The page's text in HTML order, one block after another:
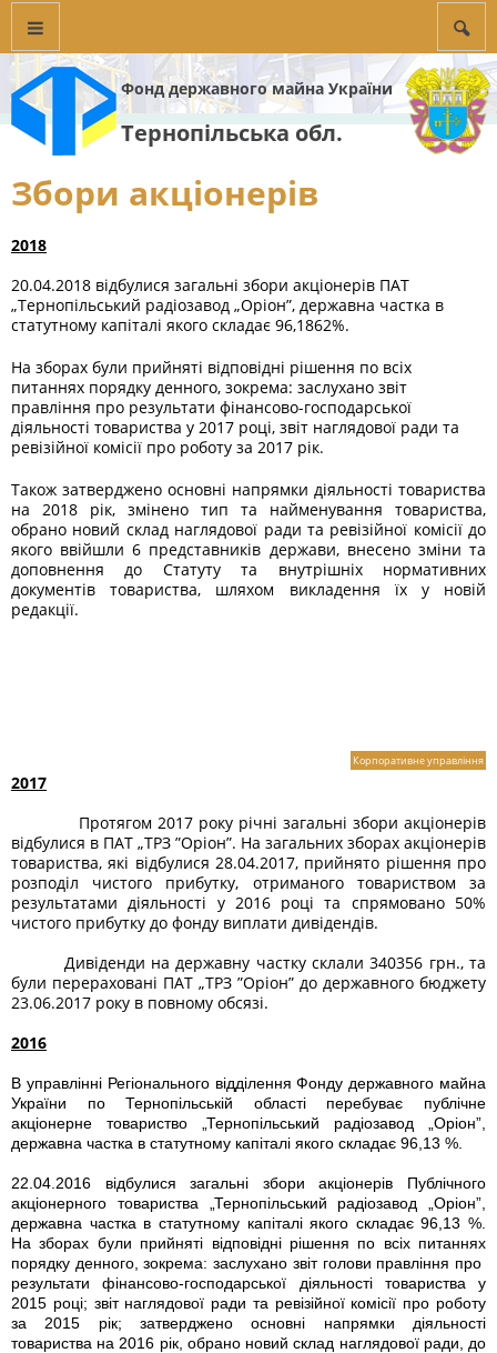
Фонд державного майна України
Тернопільська обл.
Збори акціонерів
2018
20.04.2018 відбулися загальні збори акціонерів ПАТ
„Тернопільський радіозавод „Оріон”, державна частка в
статутному капіталі якого складає 96,1862%.
На зборах були прийняті відповідні рішення по всіх
питаннях порядку денного, зокрема: заслухано звіт
правління про результати фінансово-господарської
діяльності товариства у 2017 році, звіт наглядової ради та
ревізійної комісії про роботу за 2017 рік.
Також затверджено основні напрямки діяльності товариства
на 2018 рік, змінено тип та найменування товариства,
обрано новий склад наглядової ради та ревізійної комісії до
якого ввійшли 6 представників держави, внесено зміни та
доповнення до Статуту та внутрішніх нормативних
документів товариства, шляхом викладення їх у новій
редакції.
Корпоративне управління
2017
Протягом 2017 року річні загальні збори акціонерів
відбулися в ПАТ „ТРЗ ”Оріон”. На загальних зборах акціонерів
товариства, які відбулися 28.04.2017, прийнято рішення про
розподіл чистого прибутку, отриманого товариством за
результатами діяльності у 2016 році та спрямовано 50%
чистого прибутку до фонду виплати дивідендів.
Дивіденди на державну частку склали 340356 грн., та
були перераховані ПАТ „ТРЗ ”Оріон” до державного бюджету
23.06.2017 року в повному обсязі.
2016
В управлінні Регіонального відділення Фонду державного майна
України по Тернопільській області перебуває публічне
акціонерне товариство „Тернопільський радіозавод „Оріон”,
державна частка в статутному капіталі якого складає 96,13 %.
22.04.2016 відбулися загальні збори акціонерів Публічного
акціонерного товариства „Тернопільський радіозавод „Оріон”,
державна частка в статутному капіталі якого складає 96,13 %.
На зборах були прийняті відповідні рішення по всіх питаннях
порядку денного, зокрема: заслухано звіт голови правління про
результати фінансово-господарської діяльності товариства у
2015 році; звіт наглядової ради та ревізійної комісії про роботу
за 2015 рік; затверджено основні напрямки діяльності
товариства на 2016 рік, обрано новий склад наглядової ради, до